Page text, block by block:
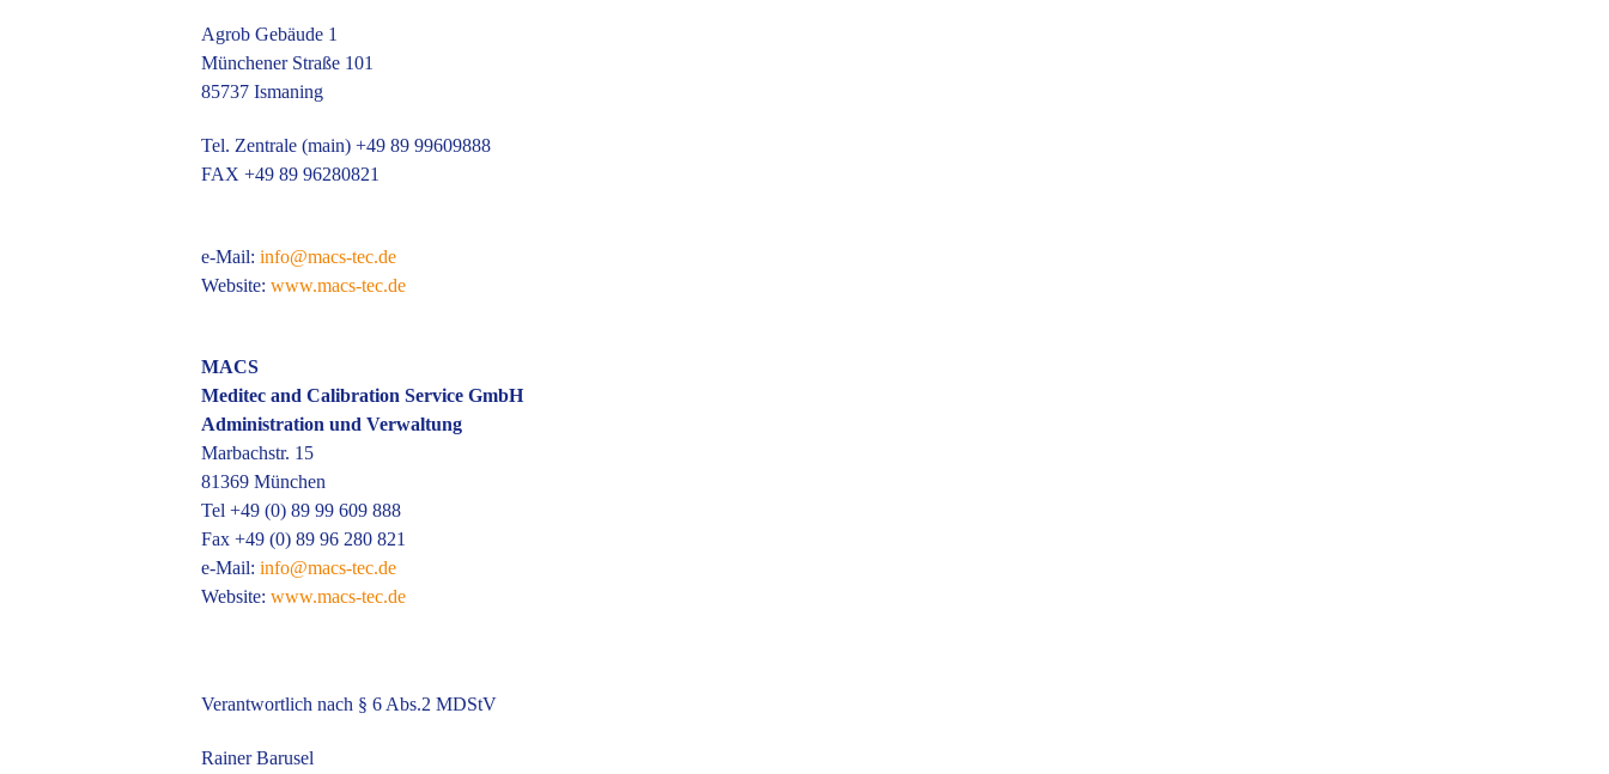
Agrob Gebäude 1
Münchener Straße 101
85737 Ismaning
Tel. Zentrale (main) +49 89 99609888
FAX +49 89 96280821
e-Mail:info@macs-tec.de
Website:www.macs-tec.de
MACS
Meditec and Calibration Service GmbH
Administration und Verwaltung
Marbachstr. 15
81369 München
Tel +49 (0) 89 99 609 888
Fax +49 (0) 89 96 280 821
e-Mail:info@macs-tec.de
Website:www.macs-tec.de
Verantwortlich nach § 6 Abs.2 MDStV
Rainer Barusel